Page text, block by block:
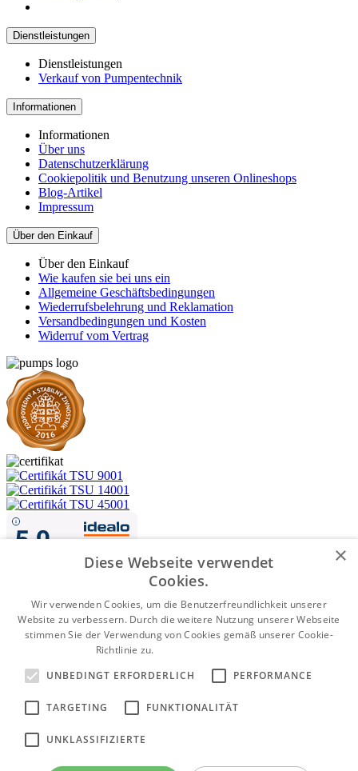
Dienstleistungen
Dienstleistungen
Verkauf von Pumpentechnik
Informationen
Informationen
Über uns
Datenschutzerklärung
Cookiepolitik und Benutzung unseren Onlineshops
Blog-Artikel
Impressum
Über den Einkauf
Über den Einkauf
Wie kaufen sie bei uns ein
Allgemeine Geschäftsbedingungen
Wiederrufsbelehrung und Reklamation
Versandbedingungen und Kosten
Widerruf vom Vertrag
Nachnahme
Vorkasse per Banküberweisung
Kartenzahlung
WWW.PUMPENGERMANY.DE©2026 Alle Rechte vorbehalten |
×
Diese Webseite verwendet
Cookies.
Wir verwenden Cookies, um die Benutzerfreundlichkeit unserer
Website zu verbessern. Durch die weitere Nutzung unserer Webseite
stimmen Sie der Verwendung von Cookies gemäß unserer Cookie-
Richtlinie zu.
UNBEDINGT ERFORDERLICH
PERFORMANCE
TARGETING FUNKTIONALITÄT
UNKLASSIFIZIERTE